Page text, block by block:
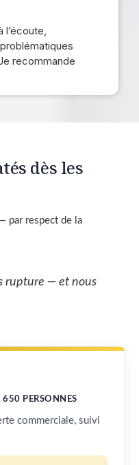
recommande
dès les
par respect de la
rupture — et nous
650 PERSONNES
commerciale, suivi